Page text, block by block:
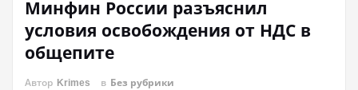
Минфин России разъяснил
условия освобождения от НДС в
общепите
Автор Krimes в Без рубрики